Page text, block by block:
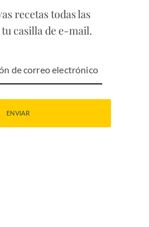
recetas todas las
tu casilla de e-mail.